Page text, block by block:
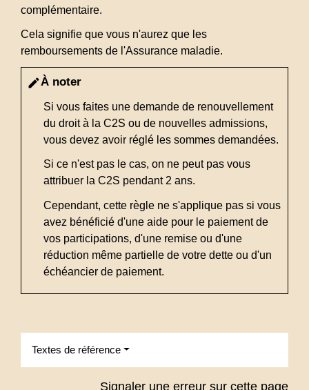
complémentaire.
Cela signifie que vous n'aurez que les
remboursements de l'Assurance maladie.
editÀ noter
Si vous faites une demande de renouvellement
du droit à la C2S ou de nouvelles admissions,
vous devez avoir réglé les sommes demandées.
Si ce n'est pas le cas, on ne peut pas vous
attribuer la C2S pendant 2 ans.
Cependant, cette règle ne s'applique pas si vous
avez bénéficié d'une aide pour le paiement de
vos participations, d'une remise ou d'une
réduction même partielle de votre dette ou d'un
échéancier de paiement.
Textes de référence
Signaler une erreur sur cette page